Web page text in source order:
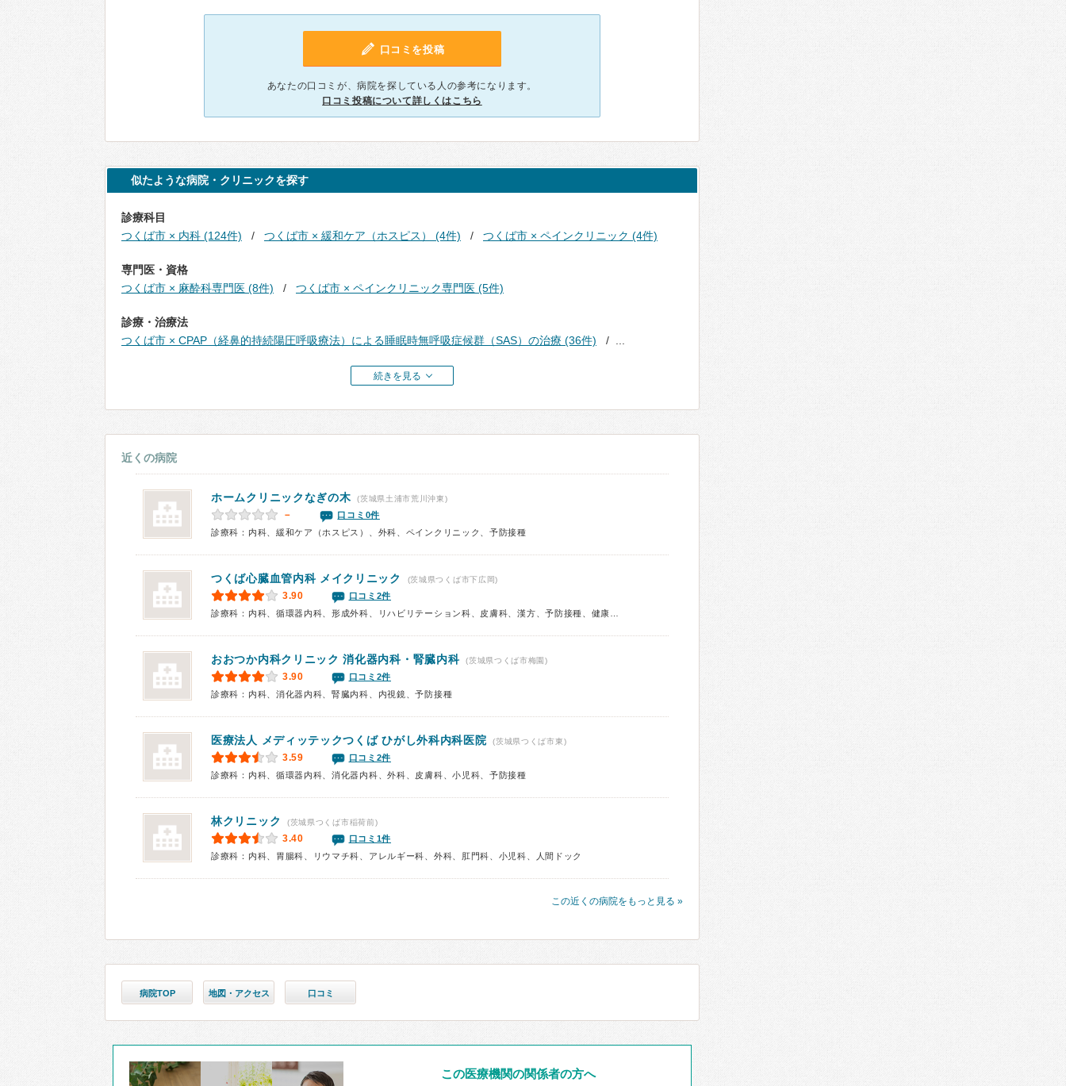
口コミを投稿
あなたの口コミが、病院を探している人の参考になります。
口コミ投稿について詳しくはこちら
似たような病院・クリニックを探す
診療科目
つくば市 × 内科 (124件)
つくば市 × 緩和ケア（ホスピス） (4件) つくば市 × ペインクリニック (4件)
専門医・資格
つくば市 × 麻酔科専門医 (8件)
つくば市 × ペインクリニック専門医 (5件)
診療・治療法
つくば市 × CPAP（経鼻的持続陽圧呼吸療法）による睡眠時無呼吸症候群（SAS）の治療 (36件)
続きを見る
近くの病院
ホームクリニックなぎの木 (茨城県土浦市荒川沖東)
－
口コミ0件
診療科：内科、緩和ケア（ホスピス）、外科、ペインクリニック、予防接種
つくば心臓血管内科 メイクリニック (茨城県つくば市下広岡)
3.90
口コミ2件
おおつか内科クリニック 消化器内科・腎臓内科 (茨城県つくば市梅園)
3.90
口コミ2件
診療科：内科、消化器内科、腎臓内科、内視鏡、予防接種
医療法人 メディッテックつくば ひがし外科内科医院 (茨城県つくば市東)
3.59
口コミ2件
診療科：内科、循環器内科、消化器内科、外科、皮膚科、小児科、予防接種
林クリニック (茨城県つくば市稲荷前)
3.40
口コミ1件
診療科：内科、胃腸科、リウマチ科、アレルギー科、外科、肛門科、小児科、人間ドック
この近くの病院をもっと見る »
病院TOP 地図・アクセス 口コミ
この医療機関の関係者の方へ